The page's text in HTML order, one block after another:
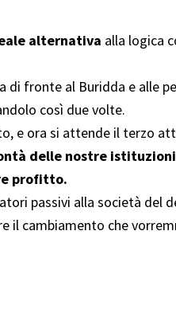
alternativa alla logica
fronte al Buridda e alle
così due volte.
e ora si attende il terzo
delle nostre
profitto.
passivi alla società del
il cambiamento che